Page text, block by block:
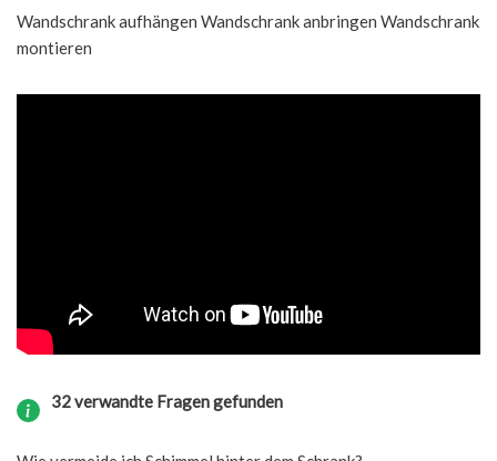
Wandschrank aufhängen Wandschrank anbringen Wandschrank
montieren
32 verwandte Fragen gefunden